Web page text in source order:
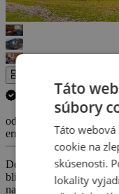
Zrušenie termínu
od 129 €
errors_loading_failed
Deštné v Orlických
blízko na výlety.
najvyšším vrchom
Táto
súbory
Táto
cookie na
skúsenosti.
lokality